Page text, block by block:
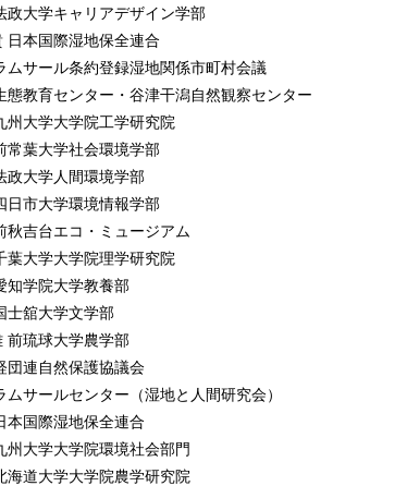
ム （田中正明）
濫源 （皆川朋子）
高田雅之）
（富田啓介）
ーブ林 （中須賀常雄）
礁 （中井達郎）
下田路子）
止水域
沼・ため池─ （木塚俊和）
浜・磯・藻場） （向井 宏）
温泉 （田原義寛）
地 （高田雅之）
組みと機能
いう不思議─泥炭地がつくるかたち─ （岡田 操）
なぜできる （岡田 操）
水 （矢崎友嗣）
素の吸収と蓄積 （平野高司）
の抑制 （矢崎友嗣）
政大学キャリアデザイン学部
日本国際湿地保全連合
ムサール条約登録湿地関係市町村会議
態教育センター・谷津干潟自然観察センター
州大学大学院工学研究院
常葉大学社会環境学部
政大学人間環境学部
日市大学環境情報学部
秋吉台エコ・ミュージアム
葉大学大学院理学研究院
知学院大学教養部
士舘大学文学部
前琉球大学農学部
連自然保護協議会
ムサールセンター（湿地と人間研究会）
本国際湿地保全連合
大学大学院環境社会部門
海道大学大学院農学研究院